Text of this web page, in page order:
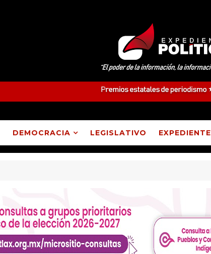
DEMOCRACIA LEGISLATIVO EXPEDIENTE